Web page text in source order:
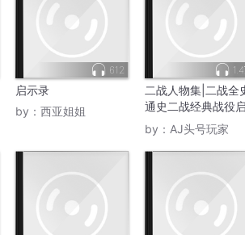
612
启示录
by： 西亚姐姐
二战人物集|二战全
通史二战经典战役
录
by： AJ头号玩家